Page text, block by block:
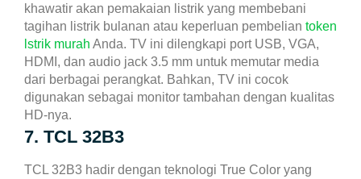
khawatir akan pemakaian listrik yang membebani
tagihan listrik bulanan atau keperluan pembelian token
lstrik murah Anda. TV ini dilengkapi port USB, VGA,
HDMI, dan audio jack 3.5 mm untuk memutar media
dari berbagai perangkat. Bahkan, TV ini cocok
digunakan sebagai monitor tambahan dengan kualitas
HD-nya.
7. TCL 32B3
TCL 32B3 hadir dengan teknologi True Color yang